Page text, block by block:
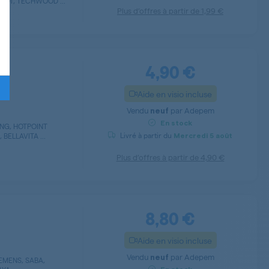
HOTPOINT
BELLAVITA ...
4,90 €
Aide en visio incluse
Vendu neuf par Adepem
En stock
Livré à partir du Mercredi 5 août
SABA,
8,80 €
Aide en visio incluse
Vendu neuf par Adepem